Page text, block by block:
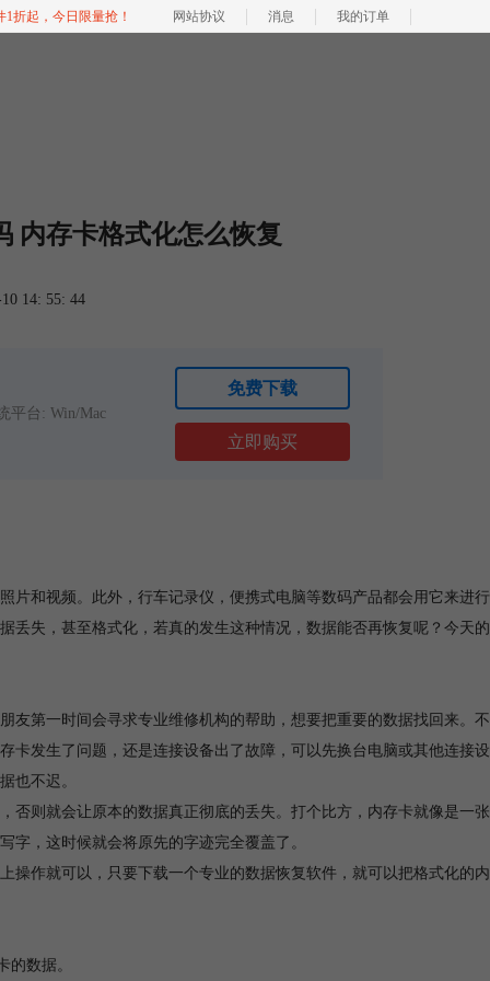
折起，今日限量抢！ 网站协议 消息 我的订单
内存卡格式化怎么恢复
14: 55: 44
平台: Win/Mac
免费下载
立即购买
片和视频。此外，行车记录仪，便携式电脑等数码产品都会用它来进行
丢失，甚至格式化，若真的发生这种情况，数据能否再恢复呢？今天的
友第一时间会寻求专业维修机构的帮助，想要把重要的数据找回来。不
卡发生了问题，还是连接设备出了故障，可以先换台电脑或其他连接设
也不迟。
否则就会让原本的数据真正彻底的丢失。打个比方，内存卡就像是一张
字，这时候就会将原先的字迹完全覆盖了。
操作就可以，只要下载一个专业的数据恢复软件，就可以把格式化的内
的数据。